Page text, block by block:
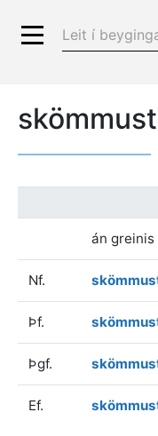
án greinis
Nf.
Þf.
Þgf.
Ef.